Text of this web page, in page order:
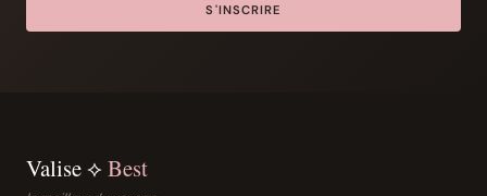
S'INSCRIRE
Valise ⟡ Best